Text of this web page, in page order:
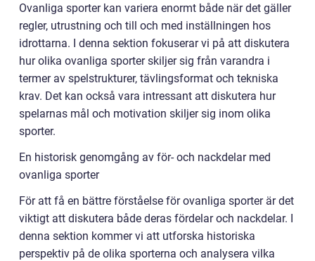
Ovanliga sporter kan variera enormt både när det gäller
regler, utrustning och till och med inställningen hos
idrottarna. I denna sektion fokuserar vi på att diskutera
hur olika ovanliga sporter skiljer sig från varandra i
termer av spelstrukturer, tävlingsformat och tekniska
krav. Det kan också vara intressant att diskutera hur
spelarnas mål och motivation skiljer sig inom olika
sporter.
En historisk genomgång av för- och nackdelar med
ovanliga sporter
För att få en bättre förståelse för ovanliga sporter är det
viktigt att diskutera både deras fördelar och nackdelar. I
denna sektion kommer vi att utforska historiska
perspektiv på de olika sporterna och analysera vilka